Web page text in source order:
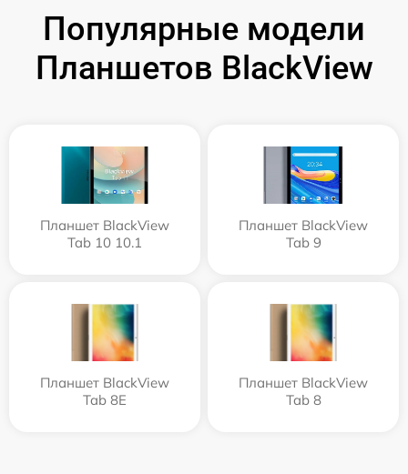
Популярные модели
Планшетов BlackView
Планшет BlackView
Tab 10 10.1
Планшет BlackView
Tab 9
Планшет BlackView
Tab 8E
Планшет BlackView
Tab 8